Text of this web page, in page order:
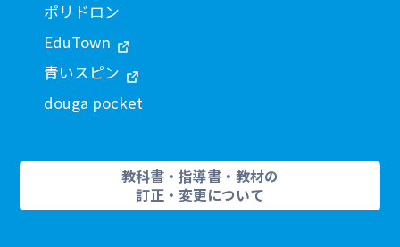
ポリドロン
EduTown
青いスピン
douga pocket
教科書・指導書・教材の
訂正・変更について